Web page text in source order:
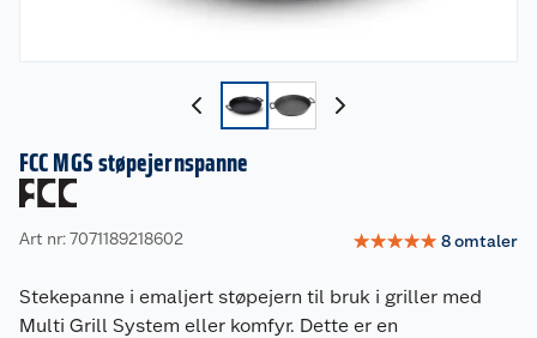
FCC MGS støpejernspanne
Art nr: 7071189218602 ☆☆☆☆☆ 8omtaler
Stekepanne i emaljert støpejern til bruk i griller med
Multi Grill System eller komfyr. Dette er en